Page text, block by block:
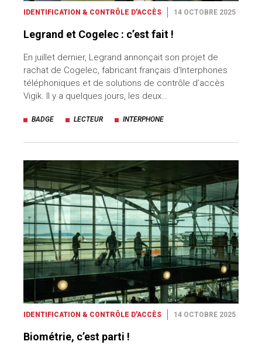
IDENTIFICATION & CONTRÔLE D'ACCÈS 14 OCTOBRE 2025
Legrand et Cogelec : c’est fait !
En juillet dernier, Legrand annonçait son projet de
rachat de Cogelec, fabricant français d’Interphones
téléphoniques et de solutions de contrôle d’accès
Vigik. Il y a quelques jours, les deux…
BADGE LECTEUR INTERPHONE
IDENTIFICATION & CONTRÔLE D'ACCÈS 14 OCTOBRE 2025
Biométrie, c’est parti !